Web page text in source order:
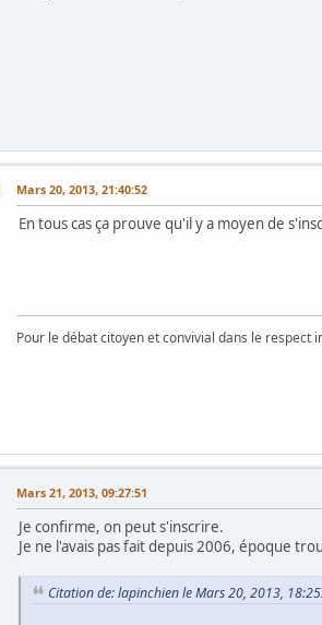
Mars 20, 2013, 21:40:52
En tous cas ça prouve qu'il y a moyen de
Pour le débat citoyen et convivial dans le
Mars 21, 2013, 09:27:51
Je confirme, on peut s'inscrire.
Je ne l'avais pas fait depuis 2006, époque
Citation de: lapinchien le Mars 20, 2013,